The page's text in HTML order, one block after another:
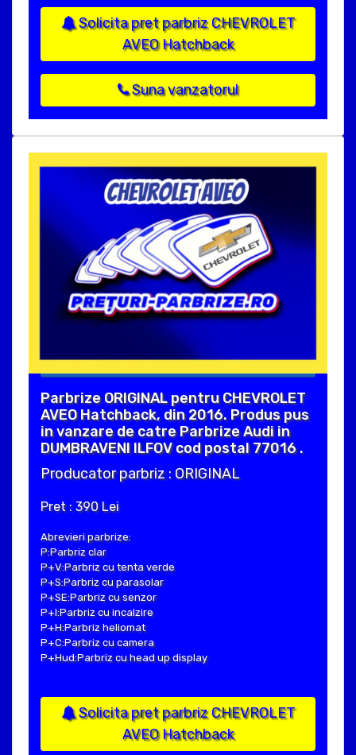
Solicita pret parbriz CHEVROLET
AVEO Hatchback
Suna vanzatorul
Parbrize ORIGINAL pentru CHEVROLET
AVEO Hatchback, din 2016. Produs pus
in vanzare de catre Parbrize Audi in
DUMBRAVENI ILFOV cod postal 77016 .
Producator parbriz : ORIGINAL
Pret : 390 Lei
Abrevieri parbrize:
P:Parbriz clar
P+V:Parbriz cu tenta verde
P+S:Parbriz cu parasolar
P+SE:Parbriz cu senzor
P+I:Parbriz cu incalzire
P+H:Parbriz heliomat
P+C:Parbriz cu camera
P+Hud:Parbriz cu head up display
Solicita pret parbriz CHEVROLET
AVEO Hatchback